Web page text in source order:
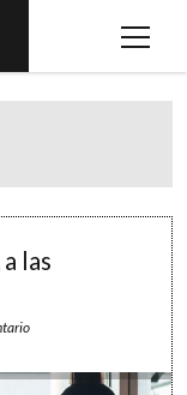
open
las